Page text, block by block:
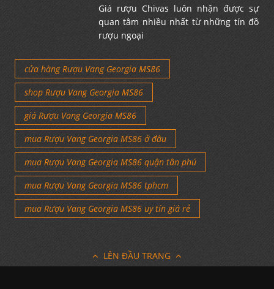
Giá rượu Chivas luôn nhận được sự
quan tâm nhiều nhất từ những tín đồ
rượu ngoại
cửa hàng Rượu Vang Georgia MS86
shop Rượu Vang Georgia MS86
giá Rượu Vang Georgia MS86
mua Rượu Vang Georgia MS86 ở đâu
mua Rượu Vang Georgia MS86 quận tân phú
mua Rượu Vang Georgia MS86 tphcm
mua Rượu Vang Georgia MS86 uy tín giá rẻ
LÊN ĐẦU TRANG